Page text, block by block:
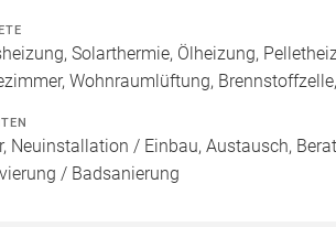
Solarthermie, Ölheizung,
Wohnraumlüftung,
Neuinstallation / Einbau, Austausch,
/ Badsanierung